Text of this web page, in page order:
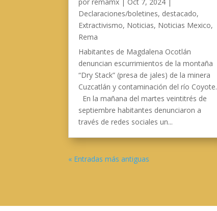
Declaraciones/boletines, destacado,
Extractivismo, Noticias, Noticias Mexico,
Rema
Habitantes de Magdalena Ocotlán
denuncian escurrimientos de la montaña
“Dry Stack” (presa de jales) de la minera
Cuzcatlán y contaminación del río Coyote.
En la mañana del martes veintitrés de
septiembre habitantes denunciaron a
través de redes sociales un...
« Entradas más antiguas